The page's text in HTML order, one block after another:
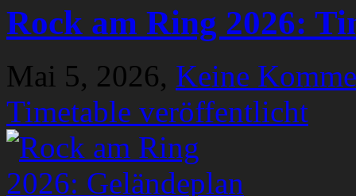
Rock am Ring 2026:
Mai 5, 2026, Keine
Timetable veröffentlicht